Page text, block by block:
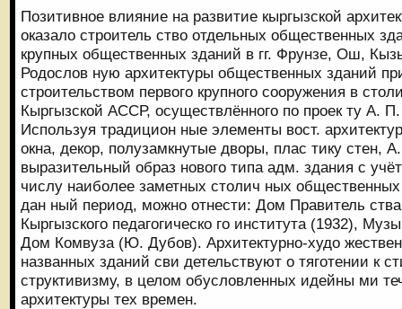
Позитивное влияние на развитие кыргызской
оказало строитель ство отдельных общественных
крупных общественных зданий в гг. Фрунзе, Ош,
Родослов ную архитектуры общественных зданий
строительством первого крупного сооружения в
Кыргызской АССР, осуществлённого по проек ту А.
Используя традицион ные элементы вост.
окна, декор, полузамкнутые дворы, плас тику стен,
выразительный образ нового типа адм. здания с
числу наиболее заметных столич ных
дан ный период, можно отнести: Дом Правитель
Кыргызского педагогическо го института (1932),
Дом Комвуза (Ю. Дубов). Архитектурно-худо
названных зданий сви детельствуют о тяготении к
структивизму, в целом обусловленных идейны ми
архитектуры тех времен.